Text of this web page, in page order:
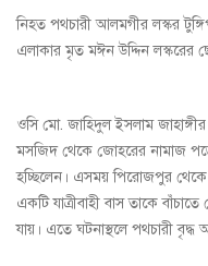
নিহত পথচারী আলমগীর লস্কর
এলাকার মৃত মঈন উদ্দিন লস্করের
ওসি মো. জাহিদুল ইসলাম
মসজিদ থেকে জোহরের নামাজ
হচ্ছিলেন। এসময় পিরোজপুর
একটি যাত্রীবাহী বাস তাকে
যায়। এতে ঘটনাস্থলে পথচারী